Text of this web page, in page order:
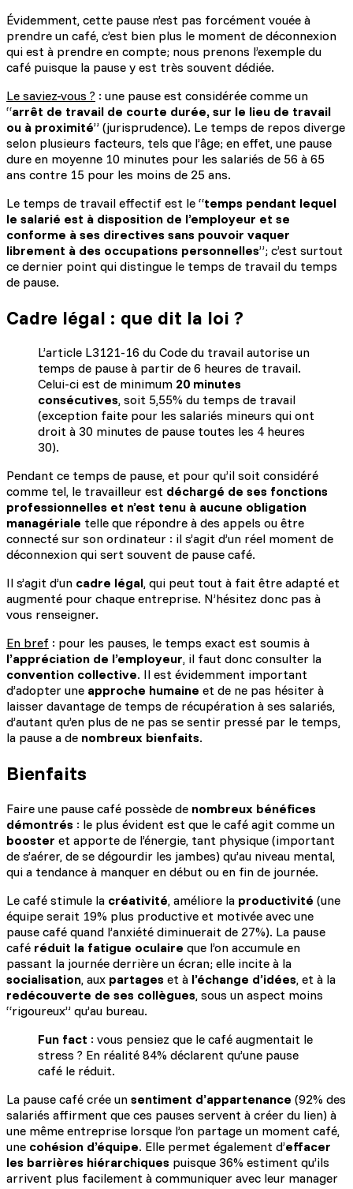
Évidemment, cette pause n’est pas forcément vouée à
prendre un café, c’est bien plus le moment de déconnexion
qui est à prendre en compte; nous prenons l’exemple du
café puisque la pause y est très souvent dédiée.
Le saviez-vous ? : une pause est considérée comme un
“arrêt de travail de courte durée, sur le lieu de travail
ou à proximité” (jurisprudence). Le temps de repos diverge
selon plusieurs facteurs, tels que l’âge; en effet, une pause
dure en moyenne 10 minutes pour les salariés de 56 à 65
ans contre 15 pour les moins de 25 ans.
Le temps de travail effectif est le “temps pendant lequel
le salarié est à disposition de l’employeur et se
conforme à ses directives sans pouvoir vaquer
librement à des occupations personnelles”; c’est surtout
ce dernier point qui distingue le temps de travail du temps
de pause.
Cadre légal : que dit la loi ?
L’article L3121-16 du Code du travail autorise un
temps de pause à partir de 6 heures de travail.
Celui-ci est de minimum 20 minutes
consécutives, soit 5,55% du temps de travail
(exception faite pour les salariés mineurs qui ont
droit à 30 minutes de pause toutes les 4 heures
30).
Pendant ce temps de pause, et pour qu’il soit considéré
comme tel, le travailleur est déchargé de ses fonctions
professionnelles et n’est tenu à aucune obligation
managériale telle que répondre à des appels ou être
connecté sur son ordinateur : il s’agit d’un réel moment de
déconnexion qui sert souvent de pause café.
Il s’agit d’un cadre légal, qui peut tout à fait être adapté et
augmenté pour chaque entreprise. N’hésitez donc pas à
vous renseigner.
En bref : pour les pauses, le temps exact est soumis à
l’appréciation de l’employeur, il faut donc consulter la
convention collective. Il est évidemment important
d’adopter une approche humaine et de ne pas hésiter à
laisser davantage de temps de récupération à ses salariés,
d’autant qu’en plus de ne pas se sentir pressé par le temps,
la pause a de nombreux bienfaits.
Bienfaits
Faire une pause café possède de nombreux bénéfices
démontrés : le plus évident est que le café agit comme un
booster et apporte de l’énergie, tant physique (important
de s’aérer, de se dégourdir les jambes) qu’au niveau mental,
qui a tendance à manquer en début ou en fin de journée.
Le café stimule la créativité, améliore la productivité (une
équipe serait 19% plus productive et motivée avec une
pause café quand l’anxiété diminuerait de 27%). La pause
café réduit la fatigue oculaire que l’on accumule en
passant la journée derrière un écran; elle incite à la
socialisation, aux partages et à l’échange d’idées, et à la
redécouverte de ses collègues, sous un aspect moins
“rigoureux” qu’au bureau.
Fun fact : vous pensiez que le café augmentait le
stress ? En réalité 84% déclarent qu’une pause
café le réduit.
La pause café crée un sentiment d’appartenance (92% des
salariés affirment que ces pauses servent à créer du lien) à
une même entreprise lorsque l’on partage un moment café,
une cohésion d’équipe. Elle permet également d’effacer
les barrières hiérarchiques puisque 36% estiment qu’ils
arrivent plus facilement à communiquer avec leur manager